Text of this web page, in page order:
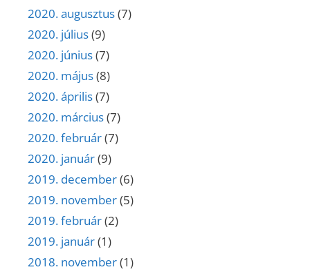
2020. augusztus(7)
2020. július(9)
2020. június(7)
2020. május(8)
2020. április(7)
2020. március(7)
2020. február(7)
2020. január(9)
2019. december(6)
2019. november(5)
2019. február(2)
2019. január(1)
2018. november(1)